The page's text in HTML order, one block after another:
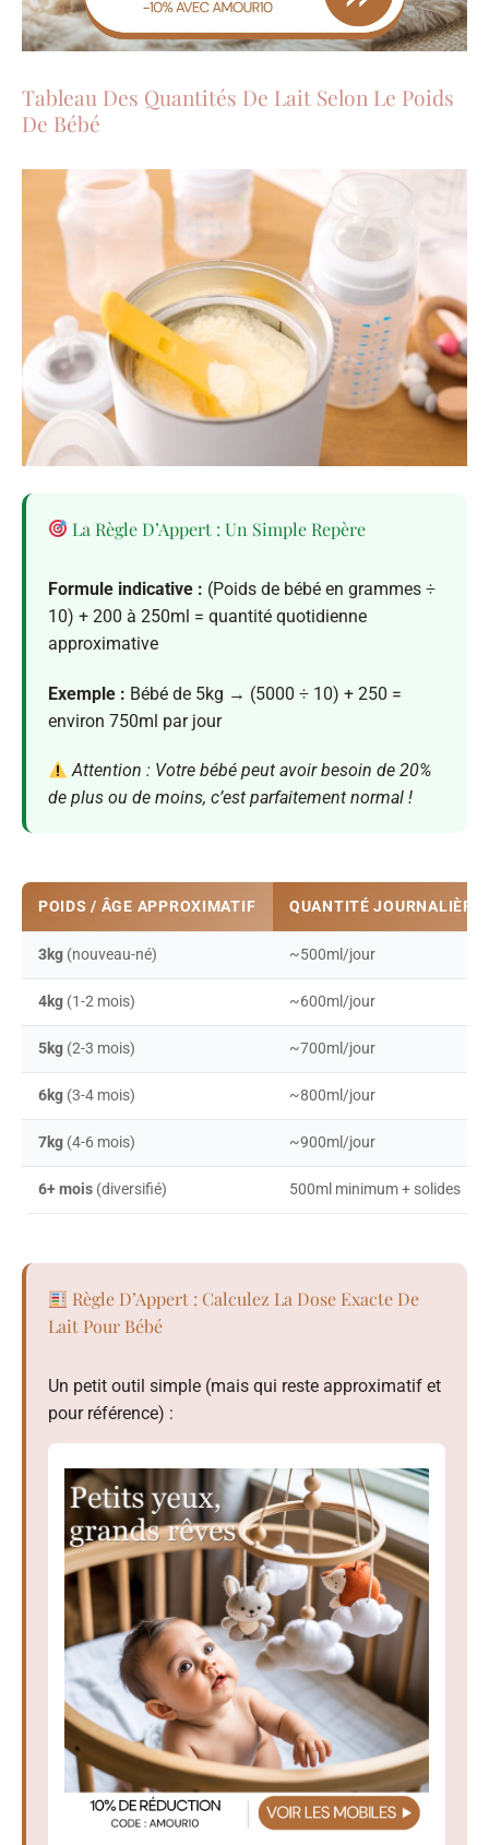
Tableau Des Quantités De Lait Selon Le Poids
De Bébé
La Règle D’Appert : Un Simple Repère
Formule indicative : (Poids de bébé en grammes ÷
10) + 200 à 250ml = quantité quotidienne
approximative
Exemple : Bébé de 5kg → (5000 ÷ 10) + 250 =
environ 750ml par jour
Attention : Votre bébé peut avoir besoin de 20%
de plus ou de moins, c’est parfaitement normal !
POIDS / ÂGE APPROXIMATIF QUANTITÉ JOURNALIÈRE
3kg (nouveau-né) ~500ml/jour
4kg (1-2 mois) ~600ml/jour
5kg (2-3 mois) ~700ml/jour
6kg (3-4 mois) ~800ml/jour
7kg (4-6 mois) ~900ml/jour
6+ mois (diversifié) 500ml minimum + solides
Règle D’Appert : Calculez La Dose Exacte De
Lait Pour Bébé
Un petit outil simple (mais qui reste approximatif et
pour référence) :